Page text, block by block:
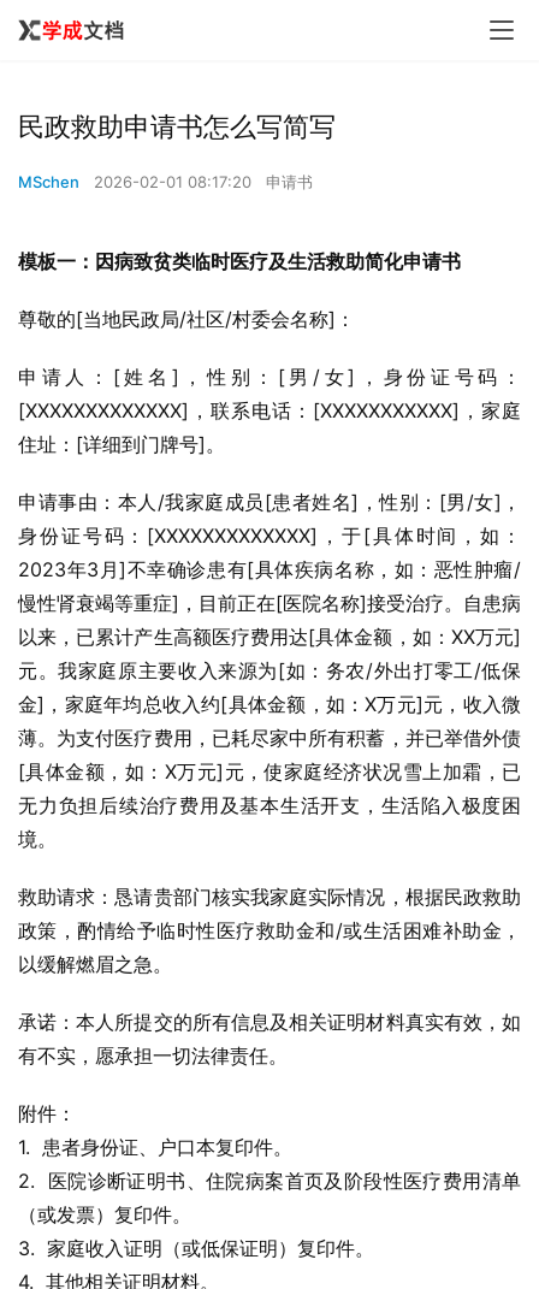
民政救助申请书怎么写简写
MSchen 2026-02-01 08:17:20 申请书
模板一：因病致贫类临时医疗及生活救助简化申请书
尊敬的[当地民政局/社区/村委会名称]：
申请人：[姓名]，性别：[男/女]，身份证号码：
[XXXXXXXXXXXXX]，联系电话：[XXXXXXXXXXX]，家庭
住址：[详细到门牌号]。
申请事由：本人/我家庭成员[患者姓名]，性别：[男/女]，
身份证号码：[XXXXXXXXXXXXX]，于[具体时间，如：
2023年3月]不幸确诊患有[具体疾病名称，如：恶性肿瘤/
慢性肾衰竭等重症]，目前正在[医院名称]接受治疗。自患病
以来，已累计产生高额医疗费用达[具体金额，如：XX万元]
元。我家庭原主要收入来源为[如：务农/外出打零工/低保
金]，家庭年均总收入约[具体金额，如：X万元]元，收入微
薄。为支付医疗费用，已耗尽家中所有积蓄，并已举借外债
[具体金额，如：X万元]元，使家庭经济状况雪上加霜，已
无力负担后续治疗费用及基本生活开支，生活陷入极度困
境。
救助请求：恳请贵部门核实我家庭实际情况，根据民政救助
政策，酌情给予临时性医疗救助金和/或生活困难补助金，
以缓解燃眉之急。
承诺：本人所提交的所有信息及相关证明材料真实有效，如
有不实，愿承担一切法律责任。
附件：
1.  患者身份证、户口本复印件。
2.  医院诊断证明书、住院病案首页及阶段性医疗费用清单
（或发票）复印件。
3.  家庭收入证明（或低保证明）复印件。
4.  其他相关证明材料。